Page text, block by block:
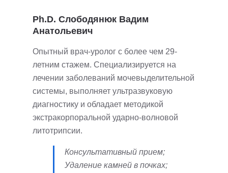
Ph.D. Слободянюк Вадим
Анатольевич
Опытный врач-уролог с более чем 29-
летним стажем. Специализируется на
лечении заболеваний мочевыделительной
системы, выполняет ультразвуковую
диагностику и обладает методикой
экстракорпоральной ударно-волновой
литотрипсии.
Консультативный прием;
Удаление камней в почках;